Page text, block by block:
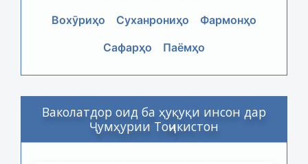
Вохӯриҳо Суханрониҳо
Фармонҳо
Сафарҳо
Паёмҳо
Ваколатдор оид ба ҳуқуқи инсон дар
Ҷумҳурии Тоҷикистон